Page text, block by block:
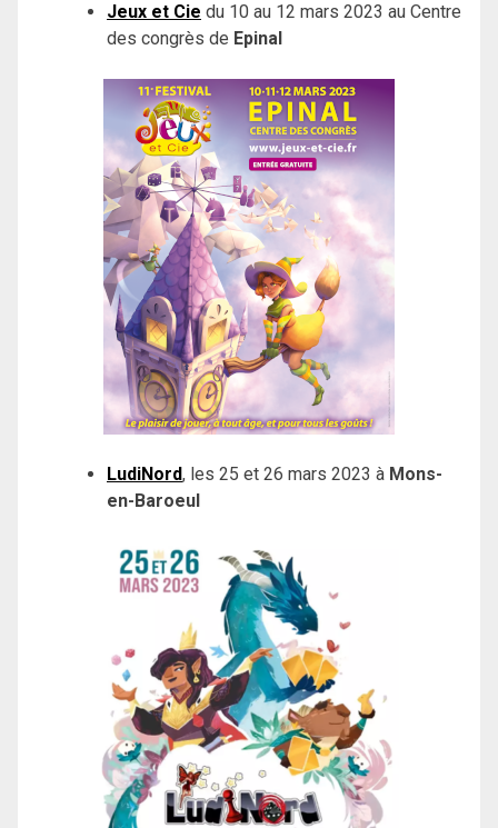
Jeux et Cie du 10 au 12 mars 2023 au Centre
des congrès de Epinal
LudiNord, les 25 et 26 mars 2023 à Mons-
en-Baroeul